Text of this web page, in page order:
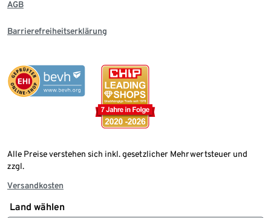
AGB
Barrierefreiheitserklärung
Alle Preise verstehen sich inkl. gesetzlicher Mehrwertsteuer und
zzgl.
Versandkosten
Land wählen